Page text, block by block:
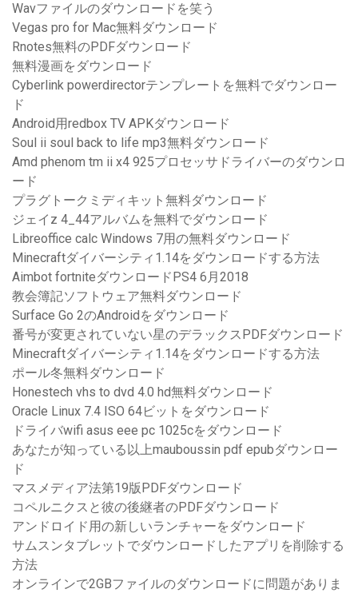
Wavファイルのダウンロードを笑う
Vegas pro for Mac無料ダウンロード
Rnotes無料のPDFダウンロード
無料漫画をダウンロード
Cyberlink powerdirectorテンプレートを無料でダウンロー
ド
Android用redbox TV APKダウンロード
Soul ii soul back to life mp3無料ダウンロード
Amd phenom tm ii x4 925プロセッサドライバーのダウンロ
ード
プラグトークミディキット無料ダウンロード
ジェイz 4_44アルバムを無料でダウンロード
Libreoffice calc Windows 7用の無料ダウンロード
Minecraftダイバーシティ1.14をダウンロードする方法
Aimbot fortniteダウンロードPS4 6月2018
教会簿記ソフトウェア無料ダウンロード
Surface Go 2のAndroidをダウンロード
番号が変更されていない星のデラックスPDFダウンロード
Minecraftダイバーシティ1.14をダウンロードする方法
ポール冬無料ダウンロード
Honestech vhs to dvd 4.0 hd無料ダウンロード
Oracle Linux 7.4 ISO 64ビットをダウンロード
ドライバwifi asus eee pc 1025cをダウンロード
あなたが知っている以上mauboussin pdf epubダウンロー
ド
マスメディア法第19版PDFダウンロード
コペルニクスと彼の後継者のPDFダウンロード
アンドロイド用の新しいランチャーをダウンロード
サムスンタブレットでダウンロードしたアプリを削除する
方法
オンラインで2GBファイルのダウンロードに問題がありま